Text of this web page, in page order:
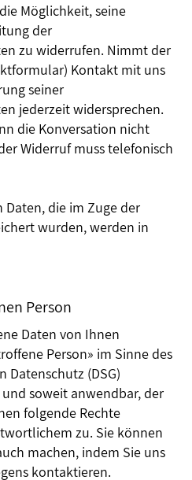
Möglichkeit, seine
der
zu widerrufen. Nimmt der
Kontakt mit uns
seiner
jederzeit widersprechen.
die Konversation nicht
Widerruf muss telefonisch
die im Zuge der
wurden, werden in
Person
Daten von Ihnen
Person» im Sinne des
Datenschutz (DSG)
soweit anwendbar, der
folgende Rechte
zu. Sie können
machen, indem Sie uns
kontaktieren.